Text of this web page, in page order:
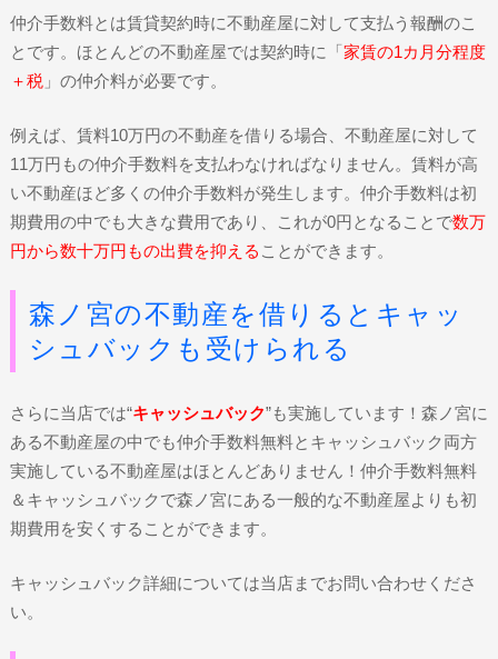
仲介手数料とは賃貸契約時に不動産屋に対して支払う報酬のこ
とです。ほとんどの不動産屋では契約時に「家賃の1カ月分程度
＋税」の仲介料が必要です。
例えば、賃料10万円の不動産を借りる場合、不動産屋に対して
11万円もの仲介手数料を支払わなければなりません。賃料が高
い不動産ほど多くの仲介手数料が発生します。仲介手数料は初
期費用の中でも大きな費用であり、これが0円となることで数万
円から数十万円もの出費を抑える ことができます。
森ノ宮の不動産を借りるとキャッ
シュバックも受けられる
さらに当店では“キャッシュバック”も実施しています！森ノ宮に
ある不動産屋の中でも仲介手数料無料とキャッシュバック両方
実施している不動産屋はほとんどありません！仲介手数料無料
＆キャッシュバックで森ノ宮にある一般的な不動産屋よりも初
期費用を安くすることができます。
キャッシュバック詳細については当店までお問い合わせくださ
い。